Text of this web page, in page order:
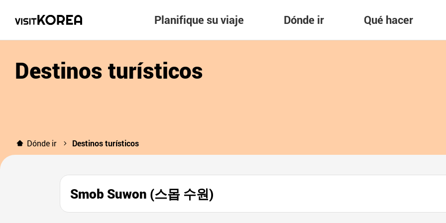
Planifique su viaje Dónde ir Qué hacer
Destinos turísticos
Dónde ir Destinos turísticos
Smob Suwon (스몹 수원)